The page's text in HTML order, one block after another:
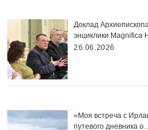
Доклад
энциклики Magnifica
26.06.2026
«Моя встреча с
путевого дневника